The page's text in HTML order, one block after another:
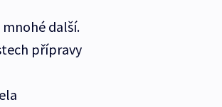
mnohé další.
přípravy